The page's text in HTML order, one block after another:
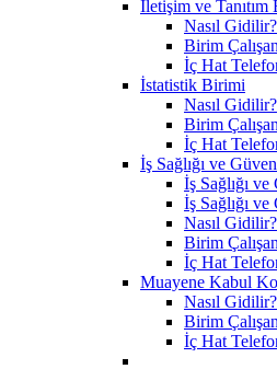
İletişim ve Tanıtım
Nasıl Gidilir?
Birim
İç Hat
İstatistik Birimi
Nasıl Gidilir?
Birim
İç Hat
İş Sağlığı ve
İş Sağlığı
İş Sağlığı
Nasıl Gidilir?
Birim
İç Hat
Muayene Kabul
Nasıl Gidilir?
Birim
İç Hat